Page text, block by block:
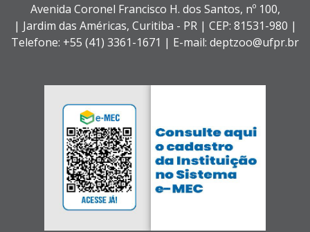
Avenida Coronel Francisco H. dos Santos, nº 100,
| Jardim das Américas, Curitiba - PR | CEP: 81531-980 |
Telefone: +55 (41) 3361-1671 | E-mail: deptzoo@ufpr.br